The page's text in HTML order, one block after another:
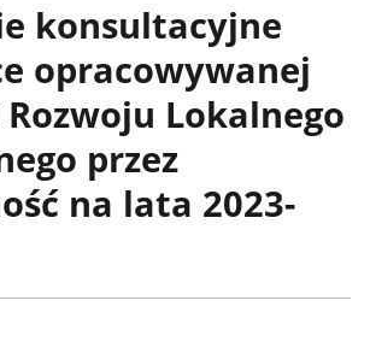
konsultacyjne
opracowywanej
Lokalnego
przez
na lata 2023-